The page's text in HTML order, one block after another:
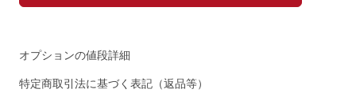
オプションの値段詳細
特定商取引法に基づく表記（返品等）